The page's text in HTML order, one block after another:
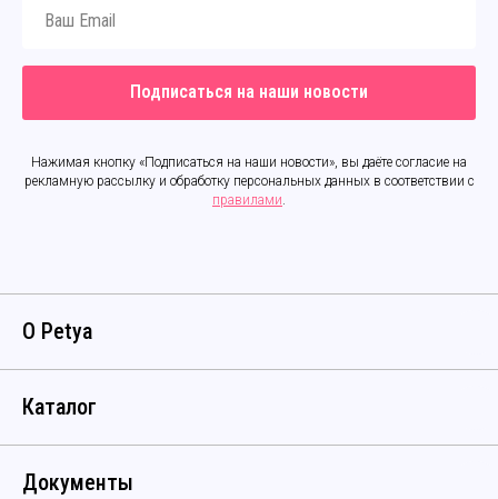
Подписаться на наши новости
Нажимая кнопку «Подписаться на наши новости», вы даёте согласие на
рекламную рассылку и обработку персональных данных в соответствии с
правилами.
О Petya
Каталог
Документы